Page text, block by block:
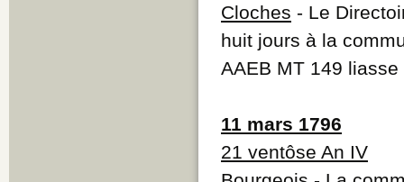
Cloches - Le
huit jours à la
AAEB MT 149 liasse
11 mars 1796
21 ventôse An IV